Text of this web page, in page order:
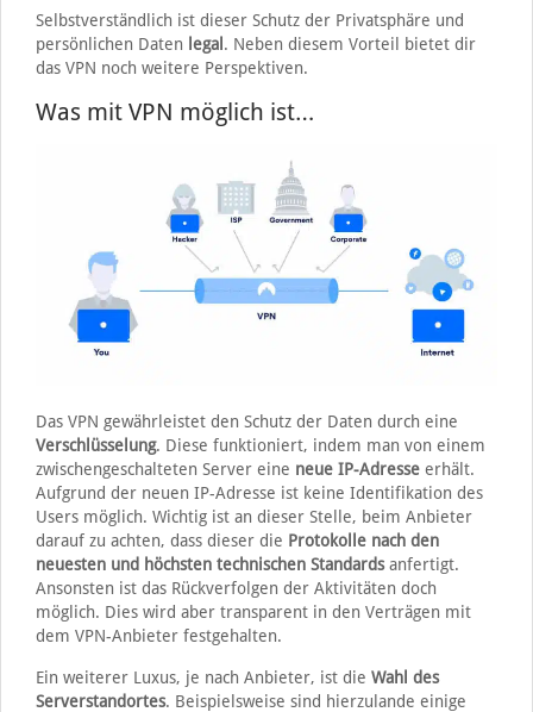
Selbstverständlich ist dieser Schutz der Privatsphäre und
persönlichen Daten legal . Neben diesem Vorteil bietet dir
das VPN noch weitere Perspektiven.
Was mit VPN möglich ist…
Das VPN gewährleistet den Schutz der Daten durch eine
Verschlüsselung. Diese funktioniert, indem man von einem
zwischengeschalteten Server eine neue IP-Adresseerhält.
Aufgrund der neuen IP-Adresse ist keine Identifikation des
Users möglich. Wichtig ist an dieser Stelle, beim Anbieter
darauf zu achten, dass dieser die Protokolle nach den
neuesten und höchsten technischen Standardsanfertigt.
Ansonsten ist das Rückverfolgen der Aktivitäten doch
möglich. Dies wird aber transparent in den Verträgen mit
dem VPN-Anbieter festgehalten.
Ein weiterer Luxus, je nach Anbieter, ist die Wahl des
Serverstandortes. Beispielsweise sind hierzulande einige